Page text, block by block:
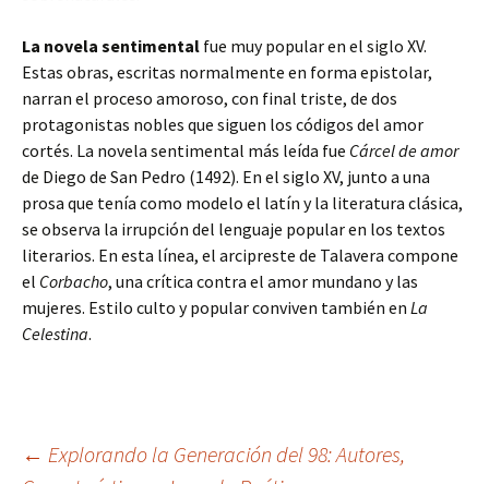
La novela sentimental fue muy popular en el siglo XV.
Estas obras, escritas normalmente en forma epistolar,
narran el proceso amoroso, con final triste, de dos
protagonistas nobles que siguen los códigos del amor
cortés. La novela sentimental más leída fue Cárcel de amor
de Diego de San Pedro (1492). En el siglo XV, junto a una
prosa que tenía como modelo el latín y la literatura clásica,
se observa la irrupción del lenguaje popular en los textos
literarios. En esta línea, el arcipreste de Talavera compone
el Corbacho, una crítica contra el amor mundano y las
mujeres. Estilo culto y popular conviven también en La
Celestina.
Navegación
← Explorando la Generación del 98: Autores,